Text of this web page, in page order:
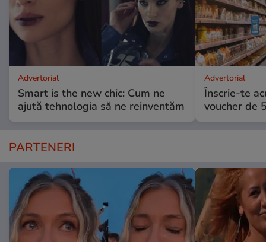
Advertorial
Smart is the new chic: Cum ne
ajută tehnologia să ne reinventăm
Advertorial
Înscrie-te
voucher de
PARTENERI